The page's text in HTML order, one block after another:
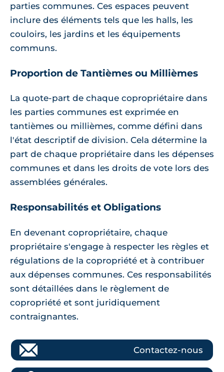
parties communes. Ces espaces peuvent
inclure des éléments tels que les halls, les
couloirs, les jardins et les équipements
communs.
Proportion de Tantièmes ou Millièmes
La quote-part de chaque copropriétaire dans
les parties communes est exprimée en
tantièmes ou millièmes, comme défini dans
l'état descriptif de division. Cela détermine la
part de chaque propriétaire dans les dépenses
communes et dans les droits de vote lors des
assemblées générales.
Responsabilités et Obligations
En devenant copropriétaire, chaque
propriétaire s'engage à respecter les règles et
régulations de la copropriété et à contribuer
aux dépenses communes. Ces responsabilités
sont détaillées dans le règlement de
copropriété et sont juridiquement
contraignantes.
Contactez-nous